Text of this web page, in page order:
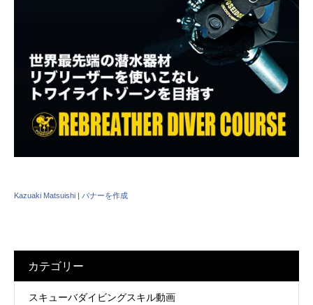
Kazuaki Matsuishi バナーを作成
カテゴリー
スキューバダイビングスキル動画